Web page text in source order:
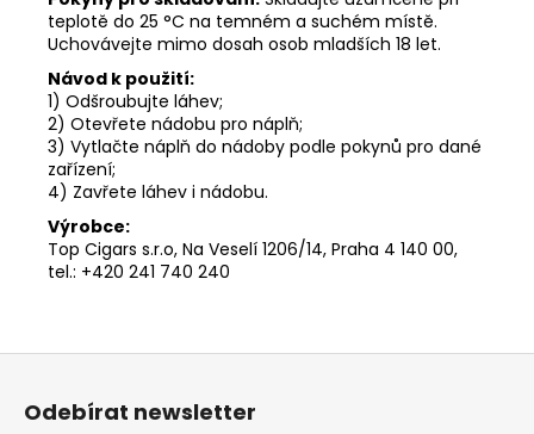
teplotě do 25 °C na temném a suchém místě.
Uchovávejte mimo dosah osob mladších 18 let.
Návod k použití:
1) Odšroubujte láhev;
2) Otevřete nádobu pro náplň;
3) Vytlačte náplň do nádoby podle pokynů pro dané
zařízení;
4) Zavřete láhev i nádobu.
Výrobce:
Top Cigars s.r.o, Na Veselí 1206/14, Praha 4 140 00,
tel.: +420 241 740 240
Odebírat newsletter